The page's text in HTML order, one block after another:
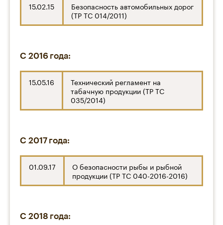
15.02.15
Безопасность автомобильных дорог
(ТР ТС 014/2011)
С 2016 года:
15.05.16
Технический регламент на
табачную продукции (ТР ТС
035/2014)
С 2017 года:
01.09.17
О безопасности рыбы и рыбной
продукции (ТР ТС 040-2016-2016)
С 2018 года: